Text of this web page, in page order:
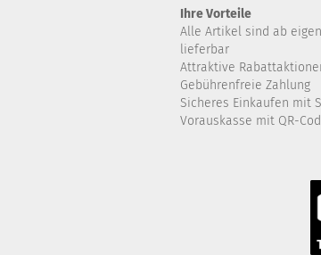
Ihre Vorteile
Alle Artikel sind ab
lieferbar
Attraktive
Gebührenfreie Zahlung
Sicheres Einkaufen mit
Vorauskasse mit QR-